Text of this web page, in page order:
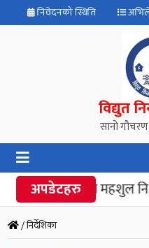
निवेदनको स्थिति
विद्युत
सानो
अपडेटहरु
“विद्युत उपभोक्ता महशुल
/ निर्देशिका